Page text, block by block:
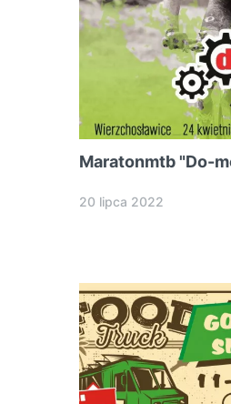
Maratonmtb "Do-
20 lipca 2022